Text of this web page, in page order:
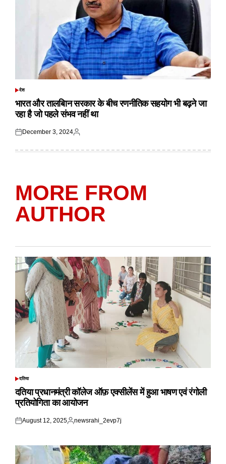
POSTED
देश
भारत और तालबिान सरकार के बीच रणनीतिक सहयोग भी बढ़ने जा
रहा है जो पहले संभव नहीं था
Posted
December 3, 2024
Posted
MORE FROM
AUTHOR
POSTED
दतिया
दतिया प्रधानमंत्री कॉलेज ऑफ़ एक्सीलेंस में हुआ भाषण एवं रंगोली
प्रतियोगिता का आयोजन
Posted
August 12, 2025
Posted
newsrahi_2evp7j